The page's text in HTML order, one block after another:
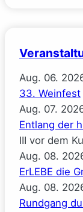
Aug. 06.
33. Weinfest
Aug. 07.
Entlang der
III vor dem
Aug. 08.
ErLEBE die
Aug. 08.
Rundgang